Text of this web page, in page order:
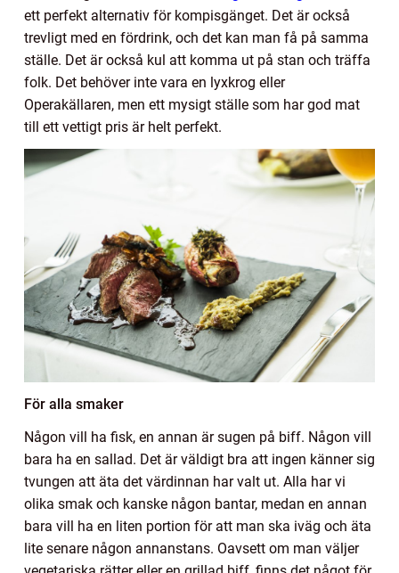
ett perfekt alternativ för kompisgänget. Det är också
trevligt med en fördrink, och det kan man få på samma
ställe. Det är också kul att komma ut på stan och träffa
folk. Det behöver inte vara en lyxkrog eller
Operakällaren, men ett mysigt ställe som har god mat
till ett vettigt pris är helt perfekt.
För alla smaker
Någon vill ha fisk, en annan är sugen på biff. Någon vill
bara ha en sallad. Det är väldigt bra att ingen känner sig
tvungen att äta det värdinnan har valt ut. Alla har vi
olika smak och kanske någon bantar, medan en annan
bara vill ha en liten portion för att man ska iväg och äta
lite senare någon annanstans. Oavsett om man väljer